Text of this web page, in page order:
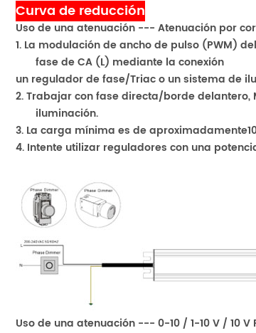
Curva de reducción
Uso de una atenuación --- Atenuación por
1. La modulación de ancho de pulso (PWM)
fase de CA (L) mediante la conexión
un regulador de fase/Triac o un sistema de
2. Trabajar con fase directa/borde delantero,
iluminación.
3. La carga mínima es de aproximadamente1
4. Intente utilizar reguladores con una
Uso de una atenuación --- 0-10 / 1-10 V / 10